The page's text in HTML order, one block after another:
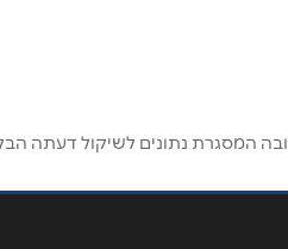
שם מלא
המסגרת נתונים לשיקול דעתה